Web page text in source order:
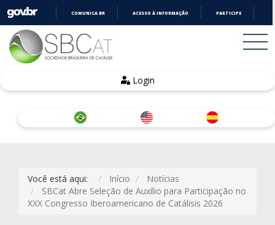
COMUNICA BR ACESSO À INFORMAÇÃO PARTICIPE
Login
Você está aqui: Início
Notícias
SBCat Abre Seleção de Auxílio para Participação no
XXX Congresso Iberoamericano de Catálisis 2026